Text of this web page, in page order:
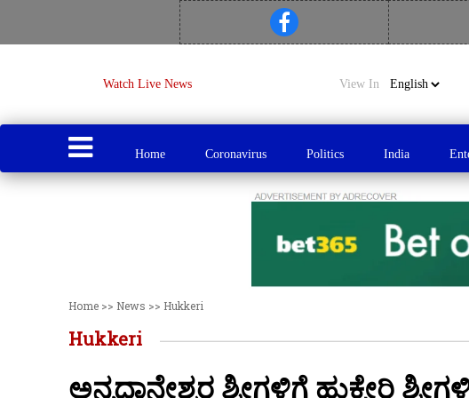
Watch Live News View In
Home Coronavirus Politics India
Home >> News >> Hukkeri
Hukkeri
ಅನ್ನಧಾನೇಶ್ವರ ಶ್ರೀಗಳಿಗೆ ಹುಕ್ಕೇರಿ